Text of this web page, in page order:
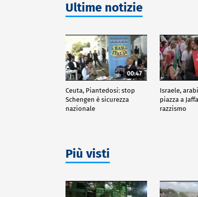
Ultime notizie
00:47
Ceuta, Piantedosi: stop
Schengen è sicurezza
nazionale
Israele,
piazza a
razzismo
Più visti